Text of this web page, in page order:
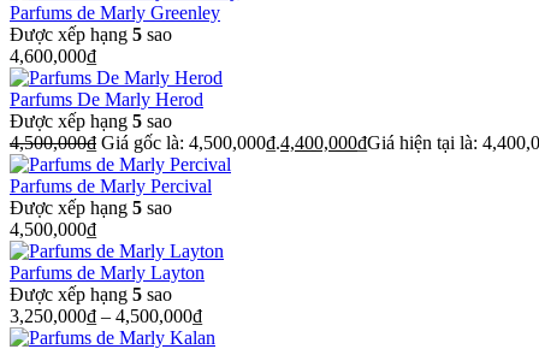
Parfums de Marly Greenley
Được xếp hạng 5 sao
4,600,000₫
Parfums De Marly Herod
Được xếp hạng 5 sao
4,500,000₫ Giá gốc là: 4,500,000₫.4,400,000₫Giá hiện tại là:
Parfums de Marly Percival
Được xếp hạng 5 sao
4,500,000₫
Parfums de Marly Layton
Được xếp hạng 5 sao
3,250,000₫ – 4,500,000₫